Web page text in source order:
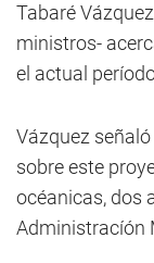
Tabaré
ministros-
el actual
Vázquez señaló
sobre este
océanicas, dos
Administracíón